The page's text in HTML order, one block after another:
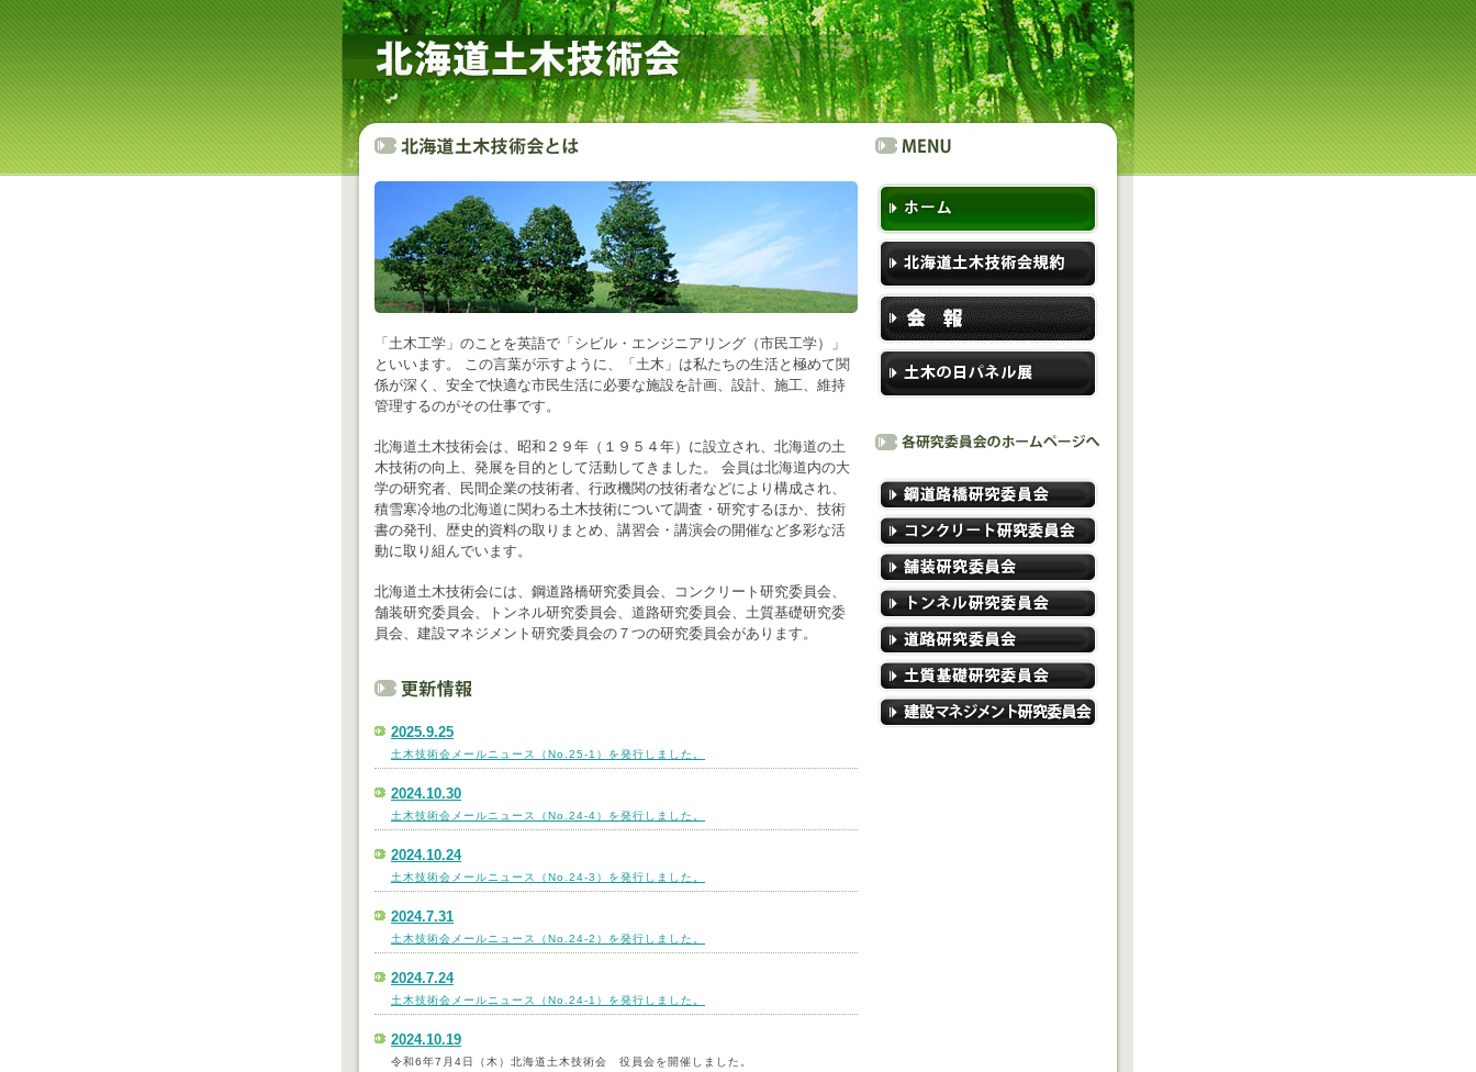
「土木工学」のことを英語で「シビル・エンジニアリング（市民工学）」
といいます。 この言葉が示すように、「土木」は私たちの生活と極めて関
係が深く、安全で快適な市民生活に必要な施設を計画、設計、施工、維持
管理するのがその仕事です。
北海道土木技術会は、昭和２９年（１９５４年）に設立され、北海道の土
木技術の向上、発展を目的として活動してきました。 会員は北海道内の大
学の研究者、民間企業の技術者、行政機関の技術者などにより構成され、
積雪寒冷地の北海道に関わる土木技術について調査・研究するほか、技術
書の発刊、歴史的資料の取りまとめ、講習会・講演会の開催など多彩な活
動に取り組んでいます。
北海道土木技術会には、鋼道路橋研究委員会、コンクリート研究委員会、
舗装研究委員会、トンネル研究委員会、道路研究委員会、土質基礎研究委
員会、建設マネジメント研究委員会の７つの研究委員会があります。
2025.9.25
土木技術会メールニュース（No.25-1）を発行しました。
2024.10.30
土木技術会メールニュース（No.24-4）を発行しました。
2024.10.24
土木技術会メールニュース（No.24-3）を発行しました。
2024.7.31
土木技術会メールニュース（No.24-2）を発行しました。
2024.7.24
土木技術会メールニュース（No.24-1）を発行しました。
2024.10.19
令和6年7月4日（木）北海道土木技術会 役員会を開催しました。